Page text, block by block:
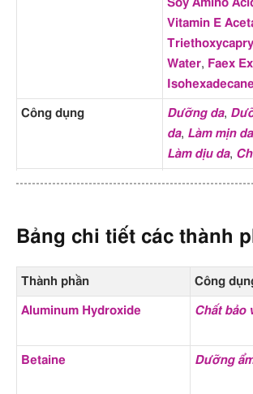
Soy Amino
Vitamin E
Water, Faex
Isohexadecane
Công dụng Dưỡng da,
da, Làm mịn da
Làm dịu da,
Điểm CIR A – An toàn
phần);
thành phần);
Điểm EWG 1 – Nguy
3 – Nguy
Bảng chi tiết các thành
Thành phần Công
Aluminum Hydroxide Chất bảo
Betaine Dưỡng